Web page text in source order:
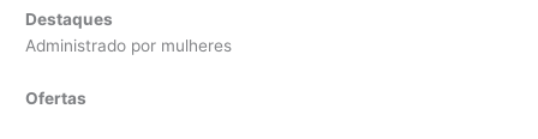
Destaques
Administrado por mulheres
Ofertas